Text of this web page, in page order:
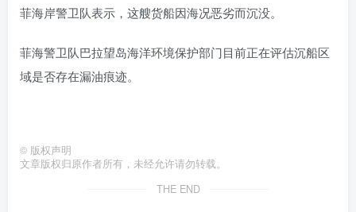
菲海岸警卫队表示，这艘货船因海况恶劣而沉没。
菲海警卫队巴拉望岛海洋环境保护部门目前正在评估沉船区
域是否存在漏油痕迹。
© 版权声明
文章版权归原作者所有，未经允许请勿转载。
THE END